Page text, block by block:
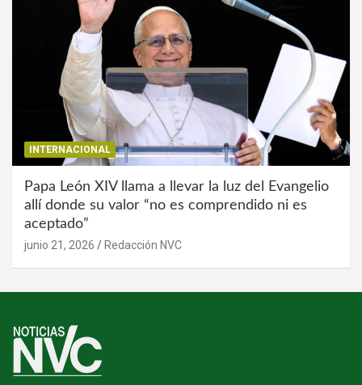
INTERNACIONAL
Papa León XIV llama a llevar la luz del Evangelio
allí donde su valor “no es comprendido ni es
aceptado”
junio 21, 2026 Redacción NVC